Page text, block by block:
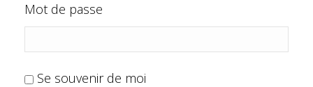
Mot de passe
Se souvenir de moi